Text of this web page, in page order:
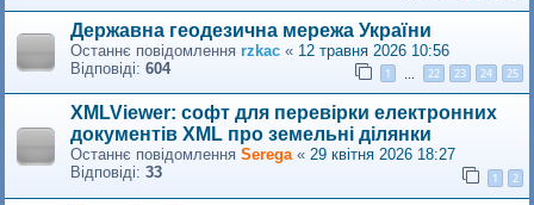
Державна геодезична мережа України
Останнє повідомлення rzkac « 12 травня 2026 10:56
Відповіді: 604 1 22 23 24 25
XMLViewer: софт для перевірки електронних
документів XML про земельні ділянки
Останнє повідомлення Serega« 29 квітня 2026 18:27
Відповіді: 33 1 2